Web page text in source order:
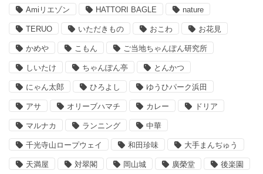
Amiリエゾン HATTORI BAGLE nature
TERUO いただきもの おこわ お花見
かめや こもん ご当地ちゃんぽん研究所
しいたけ ちゃんぽん亭 とんかつ
にゃん太郎 ひろよし ゆうひパーク浜田
アサ オリーブハマチ カレー ドリア
マルナカ ランニング 中華
千光寺山ロープウェイ 和田珍味 大手まんぢゅう
天満屋 対翠閣 岡山城 廣榮堂 後楽園